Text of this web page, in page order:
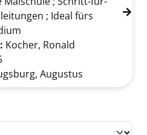
; Ideal fürs
Kocher, Ronald
Augustus